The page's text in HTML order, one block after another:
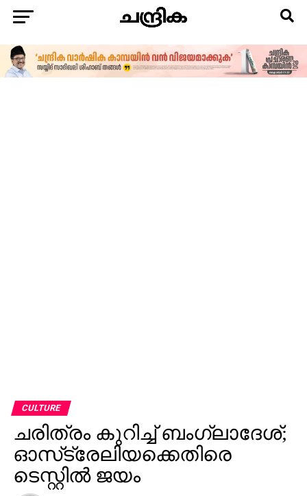
CULTURE
ചരിത്രം കുറിച്ച് ബംഗ്ലാദേശ്;
ഓസ്‌ട്രേലിയക്കെതിരെ
ടെസ്റ്റില്‍ ജയം